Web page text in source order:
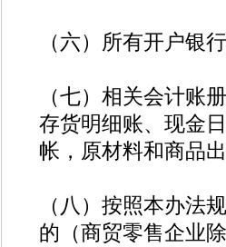
（六）所有开户银
（七）相关会计账
存货明细账、现金
帐，原材料和商品
（八）按照本办法
的（商贸零售企业